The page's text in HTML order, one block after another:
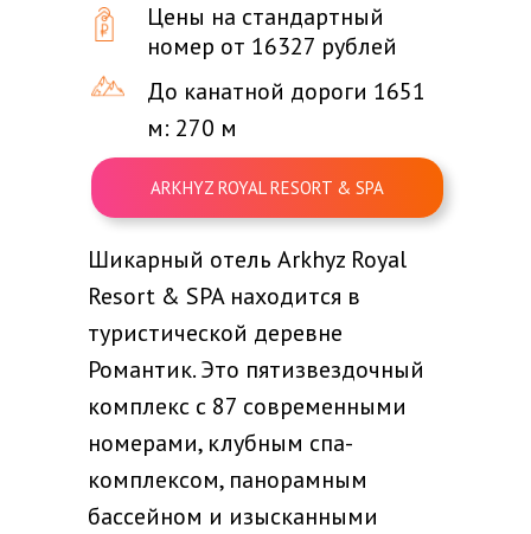
Цены на стандартный
номер от 16327 рублей
До канатной дороги 1651
м: 270 м
Шикарный отель Arkhyz Royal
Resort & SPA находится в
туристической деревне
Романтик. Это пятизвездочный
комплекс с 87 современными
номерами, клубным спа-
комплексом, панорамным
бассейном и изысканными
ARKHYZ ROYAL RESORT & SPA